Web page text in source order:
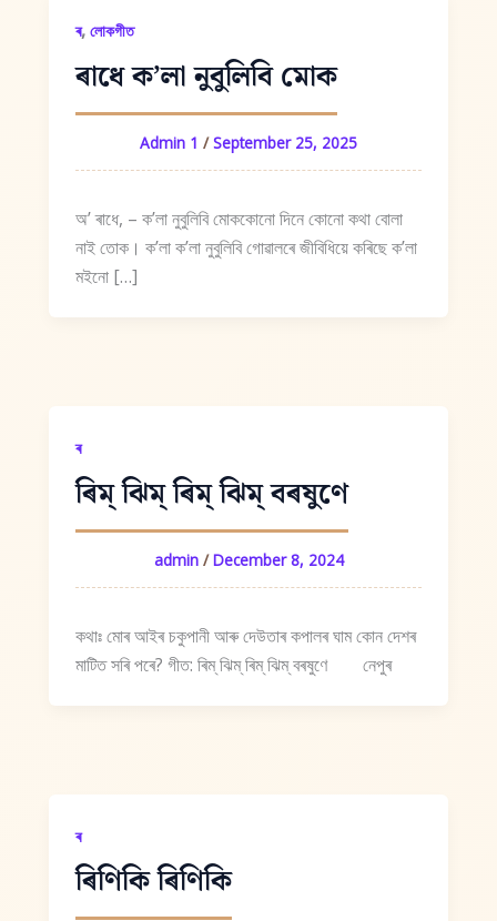
ৰ, লোকগীত
ৰাধে ক’লা নুবুলিবি মোক
Admin 1 /September 25, 2025
অ’ ৰাধে, – ক’লা নুবুলিবি মোককোনো দিনে কোনো কথা বোলা
নাই তোক। ক’লা ক’লা নুবুলিবি গোৱালৰে জীবিধিয়ে কৰিছে ক’লা
মইনো […]
ৰ
ৰিম্ ঝিম্ ৰিম্ ঝিম্ বৰষুণে
admin /December 8, 2024
কথাঃ মোৰ আইৰ চকুপানী আৰু দেউতাৰ কপালৰ ঘাম কোন দেশৰ
মাটিত সৰি পৰে? গীত: ৰিম্ ঝিম্ ৰিম্ ঝিম্ বৰষুণে নেপুৰ
ৰ
ৰিণিকি ৰিণিকি